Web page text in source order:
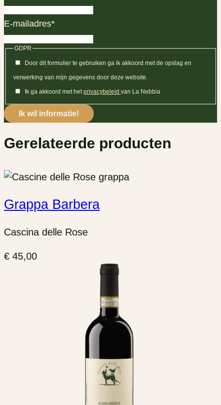
E-mailadres*
GDPR
Door dit formulier te gebruiken ga ik akkoord met de opslag en
verwerking van mijn gegevens door deze website.
Ik ga akkoord met het privacybeleid van La Nebbia
Gerelateerde producten
Grappa Barbera
Cascina delle Rose
€ 45,00